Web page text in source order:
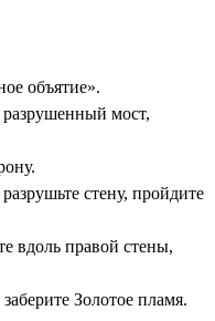
объятие».
мост,
стену, пройдите
вдоль правой стены,
Золотое пламя.